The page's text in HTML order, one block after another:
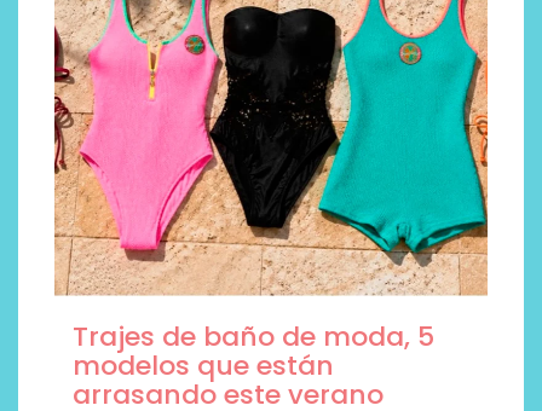
Trajes de baño de moda, 5
modelos que están
arrasando este verano